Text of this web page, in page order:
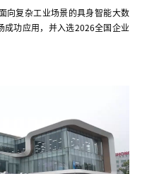
向复杂工业场景的具身智能大数
功应用，并入选2026全国企业